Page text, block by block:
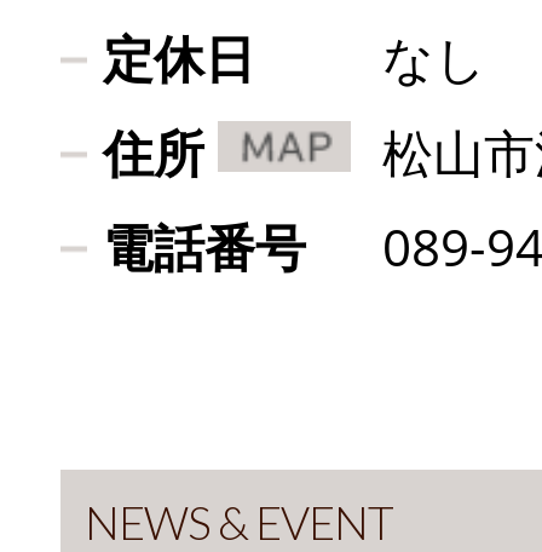
定休日
なし
住所
松山
電話番号
089-
NEWS & EVENT